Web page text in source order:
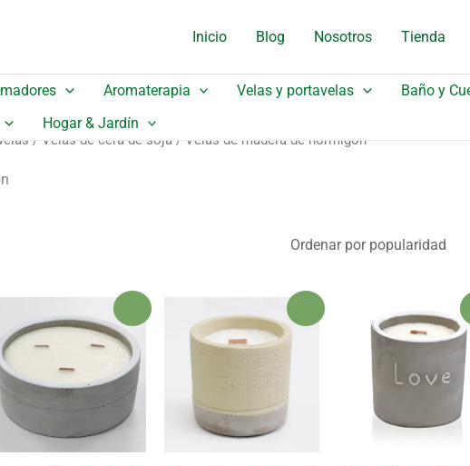
Inicio Blog Nosotros Tienda
Aromaterapia Velas y portavelas Baño y
Hogar & Jardín
/ Velas de cera de soja / Velas de madera de hormigón
¡Oferta! ¡Oferta!